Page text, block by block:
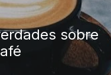
sobre